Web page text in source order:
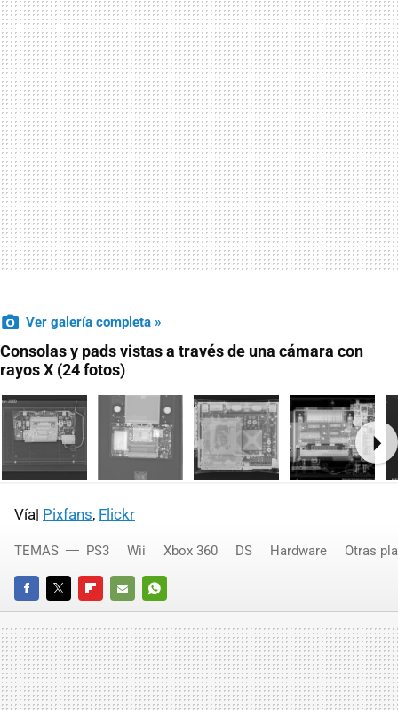
Ver galería completa »
Consolas y pads vistas a través de una cámara con
rayos X (24 fotos)
Vía| Pixfans, Flickr
FACEBOOKTWITTERFLIPBOARD
E-
MAIL
WHATSAPP
TEMAS PS3 Wii Xbox 360 DS Hardware Otras